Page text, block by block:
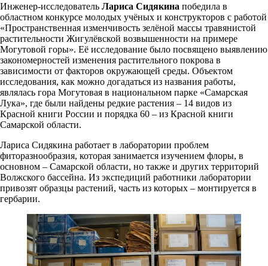
Инженер-исследователь Лариса Сидякина победила в
областном конкурсе молодых учёных и конструкторов с работой
«Пространственная изменчивость зелёной массы травянистой
растительности Жигулёвской возвышенности на примере
Могутовой горы». Её исследование было посвящено выявлению
закономерностей изменения растительного покрова в
зависимости от факторов окружающей среды. Объектом
исследования, как можно догадаться из названия работы,
являлась гора Могутовая в национальном парке «Самарская
Лука», где были найдены редкие растения – 14 видов из
Красной книги России и порядка 60 – из Красной книги
Самарской области.
Лариса Сидякина работает в лаборатории проблем
фиторазнообразия, которая занимается изучением флоры, в
основном – Самарской области, но также и других территорий
Волжского бассейна. Из экспедиций работники лаборатории
привозят образцы растений, часть из которых – монтируется в
гербарии.